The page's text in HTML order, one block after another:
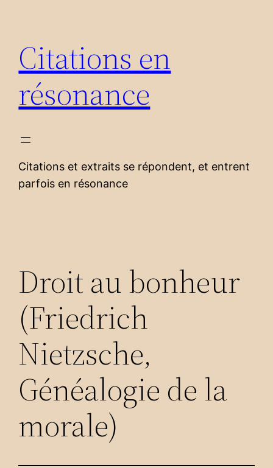
contenu
Citations en
résonance
Citations et extraits se répondent, et entrent
parfois en résonance
Droit au bonheur
(Friedrich
Nietzsche,
Généalogie de la
morale)